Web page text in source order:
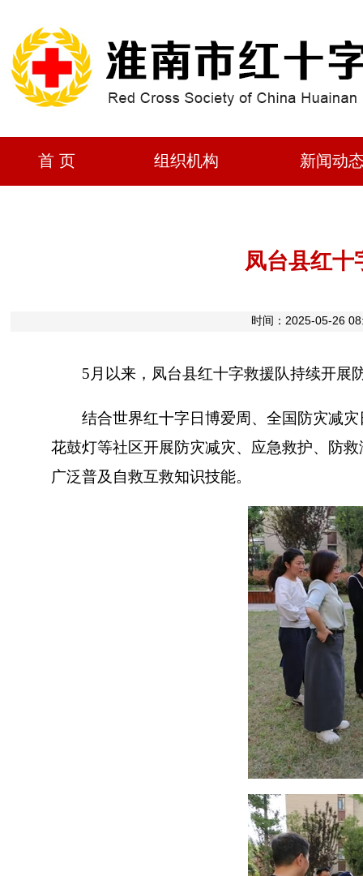
首 页 组织机构 新闻动
凤台县红十
时间：2025-05-26
5月以来，凤台县红十字救援队持续开展
结合世界红十字日博爱周、全国防灾减灾
花鼓灯等社区开展防灾减灾、应急救护、防
广泛普及自救互救知识技能。